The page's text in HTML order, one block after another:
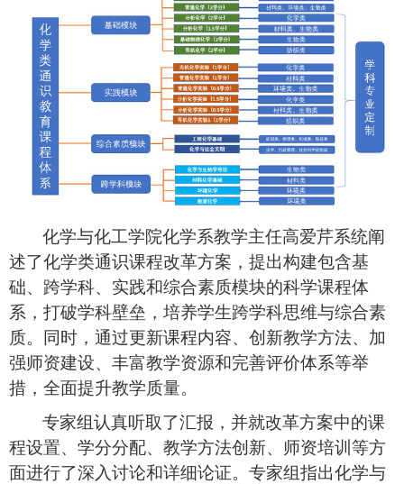
化学与化工学院化学系教学主任高爱芹系统阐
述了化学类通识课程改革方案， 提出构建包含基
础、跨学科、实践和综合素质模块的科学课程体
系，打破学科壁垒，培养学生跨学科思维与综合素
质。
同时， 通过更新课程内容、创新教学方法、加
强师资建设、丰富教学资源和完善评价体系等举
措，全面提升教学质量。
专家组认真听取了汇报，并就改革方案中的课
程设置、学分分配、教学方法创新、师资培训等方
面进行了深入讨论和详细论证。 专家组指出化学与